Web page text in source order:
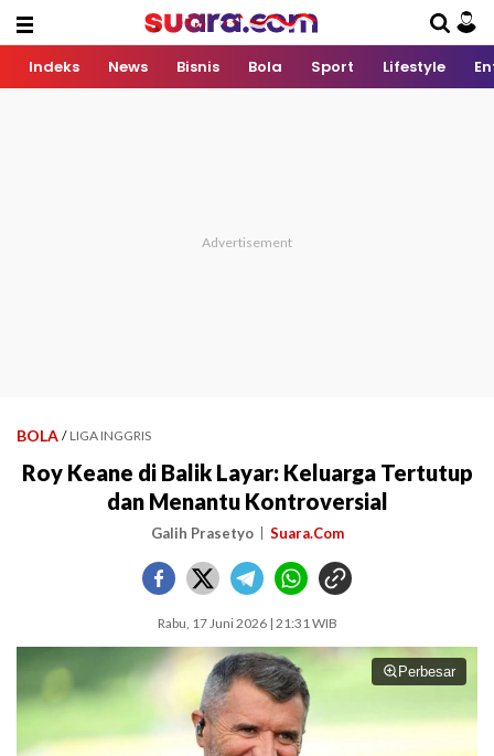
Indeks News Bisnis Bola Sport Lifestyle
BOLA / LIGA INGGRIS
Roy Keane di Balik Layar: Keluarga Tertutup
dan Menantu Kontroversial
Galih Prasetyo Suara.Com
Rabu, 17 Juni 2026 | 21:31 WIB
Perbesar